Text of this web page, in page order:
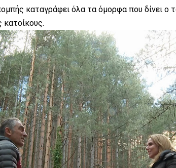
καταγράφει όλα τα όμορφα που δίνει ο